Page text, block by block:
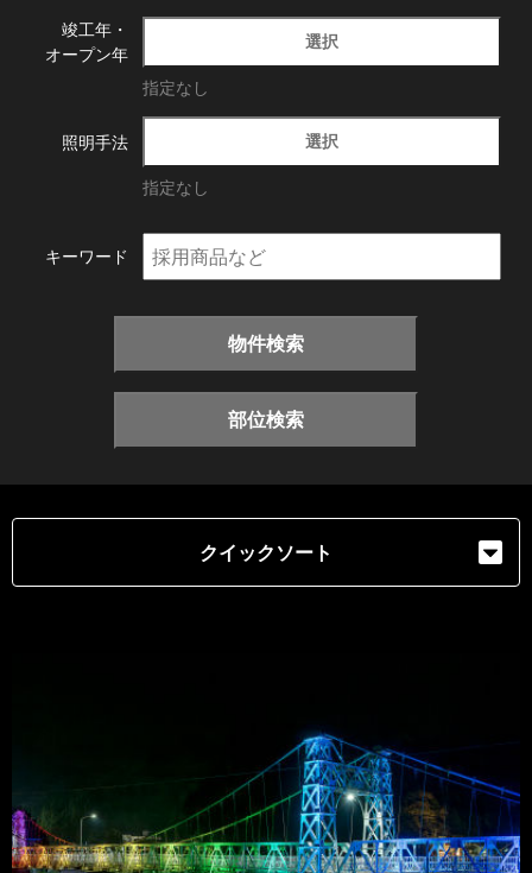
竣工年・
オープン年
選択
指定なし
照明手法 選択
指定なし
キーワード
物件検索
部位検索
クイックソート